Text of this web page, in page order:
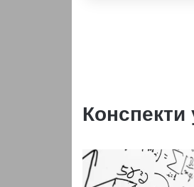
Конспекти